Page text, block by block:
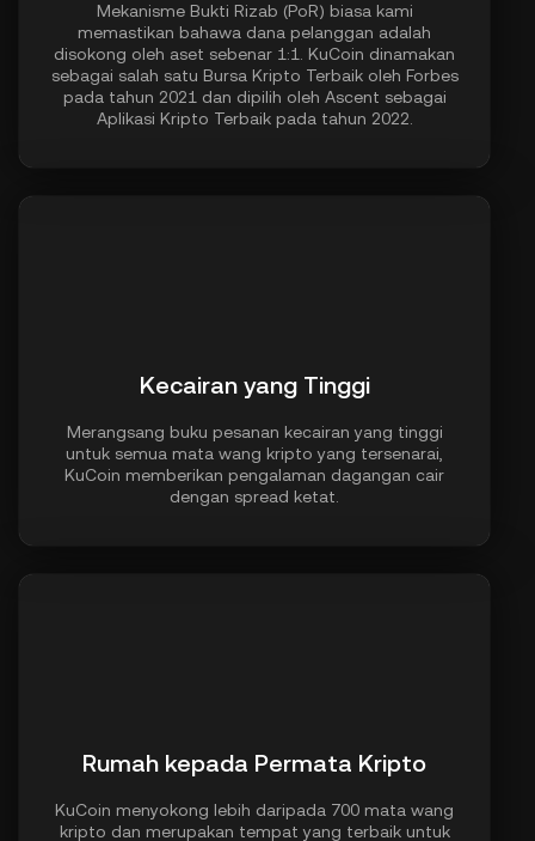
Mekanisme Bukti Rizab (PoR) biasa kami
memastikan bahawa dana pelanggan adalah
disokong oleh aset sebenar 1:1. KuCoin dinamakan
sebagai salah satu Bursa Kripto Terbaik oleh Forbes
pada tahun 2021 dan dipilih oleh Ascent sebagai
Aplikasi Kripto Terbaik pada tahun 2022.
Kecairan yang Tinggi
Merangsang buku pesanan kecairan yang tinggi
untuk semua mata wang kripto yang tersenarai,
KuCoin memberikan pengalaman dagangan cair
dengan spread ketat.
Rumah kepada Permata Kripto
KuCoin menyokong lebih daripada 700 mata wang
kripto dan merupakan tempat yang terbaik untuk